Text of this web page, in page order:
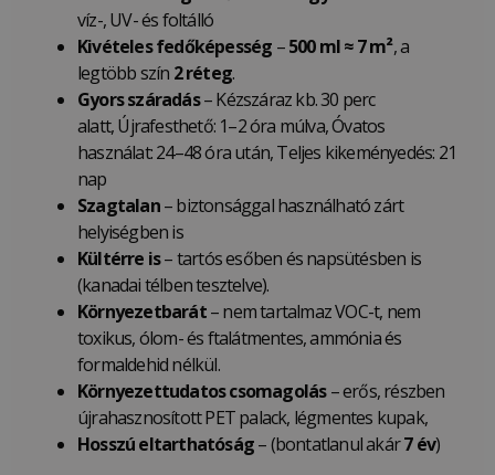
víz-, UV- és foltálló
Kivételes fedőképesség –500 ml ≈ 7 m², a
legtöbb szín 2 réteg.
Gyors száradás– Kézszáraz kb. 30 perc
alatt, Újrafesthető: 1–2 óra múlva, Óvatos
használat: 24–48 óra után, Teljes kikeményedés: 21
nap
Szagtalan– biztonsággal használható zárt
helyiségben is
Kültérre is– tartós esőben és napsütésben is
(kanadai télben tesztelve).
Környezetbarát– nem tartalmaz VOC-t, nem
toxikus, ólom- és ftalátmentes, ammónia és
formaldehid nélkül.
Környezettudatos csomagolás– erős, részben
újrahasznosított PET palack, légmentes kupak,
Hosszú eltarthatóság– (bontatlanul akár7 év)